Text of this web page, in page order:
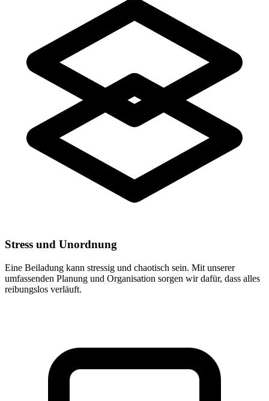
Stress und Unordnung
Eine Beiladung kann stressig und chaotisch sein. Mit unserer
umfassenden Planung und Organisation sorgen wir dafür, dass alles
reibungslos verläuft.